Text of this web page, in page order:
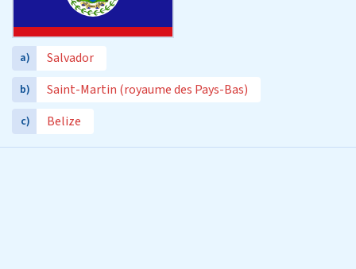
a) Salvador
b) Saint-Martin (royaume des Pays-Bas)
c) Belize